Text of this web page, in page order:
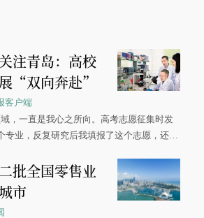
注青岛：高校
“双向奔赴”
客户端
，一直是我心之所向。高考志愿征集时发
专业，反复研究后我填报了这个志愿，还真
院材料类专业的录取通知书。
批全国零售业
市